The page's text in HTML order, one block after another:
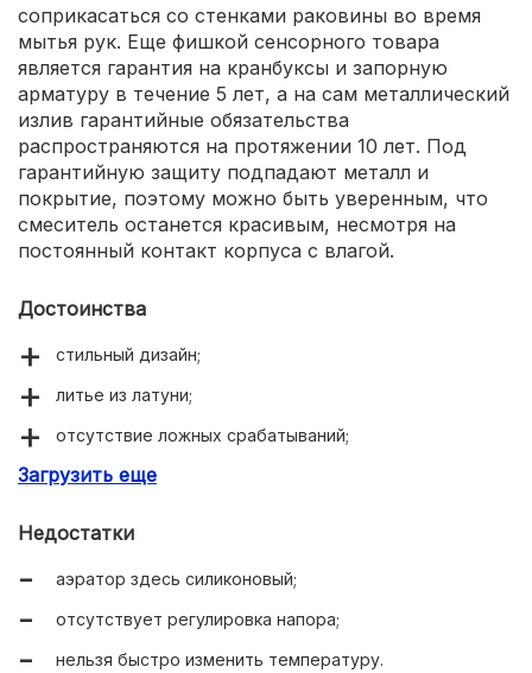
соприкасаться со стенками раковины во время
мытья рук. Еще фишкой сенсорного товара
является гарантия на кранбуксы и запорную
арматуру в течение 5 лет, а на сам металлический
излив гарантийные обязательства
распространяются на протяжении 10 лет. Под
гарантийную защиту подпадают металл и
покрытие, поэтому можно быть уверенным, что
смеситель останется красивым, несмотря на
постоянный контакт корпуса с влагой.
Достоинства
стильный дизайн;
литье из латуни;
отсутствие ложных срабатываний;
оптимальные заводские настройки.
Загрузить еще
Недостатки
аэратор здесь силиконовый;
отсутствует регулировка напора;
нельзя быстро изменить температуру.